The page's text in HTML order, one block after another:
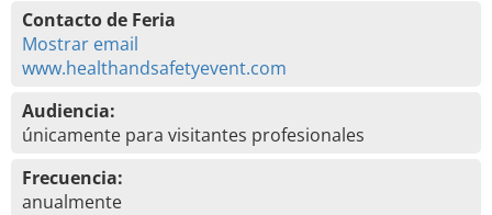
Contacto de Feria
Mostrar email
www.healthandsafetyevent.com
Audiencia:
únicamente para visitantes profesionales
Frecuencia:
anualmente